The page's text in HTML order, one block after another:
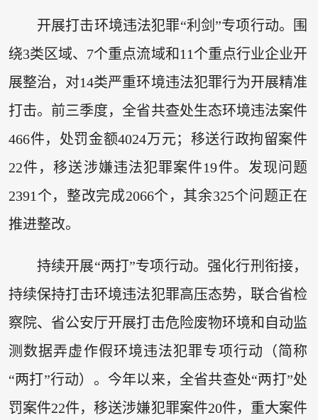
开展打击环境违法犯罪“利剑”专项行动。围
绕3类区域、7个重点流域和11个重点行业企业开
展整治，对14类严重环境违法犯罪行为开展精准
打击。前三季度，全省共查处生态环境违法案件
466件，处罚金额4024万元；移送行政拘留案件
22件，移送涉嫌违法犯罪案件19件。发现问题
2391个，整改完成2066个，其余325个问题正在
推进整改。
持续开展“两打”专项行动。强化行刑衔接，
持续保持打击环境违法犯罪高压态势，联合省检
察院、省公安厅开展打击危险废物环境和自动监
测数据弄虚作假环境违法犯罪专项行动（简称
“两打”行动）。今年以来，全省共查处“两打”处
罚案件22件，移送涉嫌犯罪案件20件，重大案件